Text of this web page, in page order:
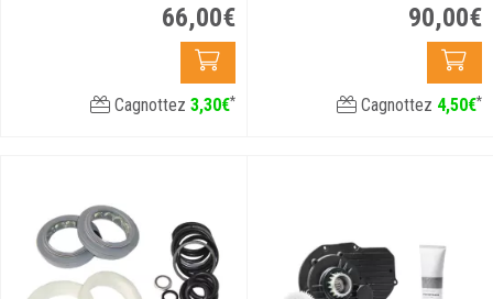
66,00€
Cagnottez 3,30€*
90,00€
Cagnottez 4,50€*